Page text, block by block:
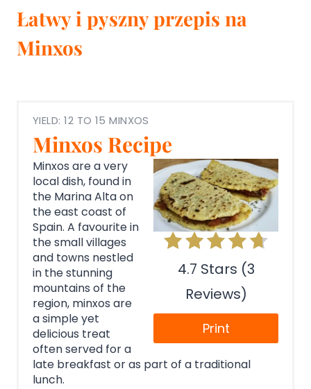
Łatwy i pyszny przepis na
Minxos
YIELD: 12 TO 15 MINXOS
Minxos Recipe
4.7 Stars (3
Reviews)
Print
Minxos are a very
local dish, found in
the Marina Alta on
the east coast of
Spain. A favourite in
the small villages
and towns nestled
in the stunning
mountains of the
region, minxos are
a simple yet
delicious treat
often served for a
late breakfast or as part of a traditional
lunch.